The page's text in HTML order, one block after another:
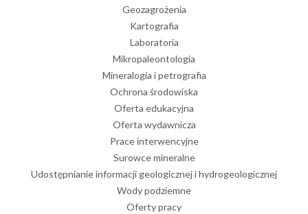
Geozagrożenia
Kartografia
Laboratoria
Mikropaleontologia
Mineralogia i petrografia
Ochrona środowiska
Oferta edukacyjna
Oferta wydawnicza
Prace interwencyjne
Surowce mineralne
Udostępnianie informacji geologicznej i hydrogeologicznej
Wody podziemne
Oferty pracy